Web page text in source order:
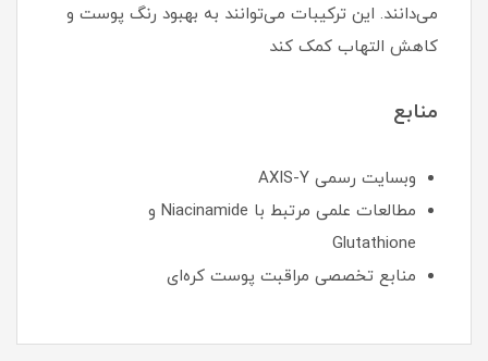
می‌دانند. این ترکیبات می‌توانند به بهبود رنگ پوست و
کاهش التهاب کمک کند
منابع
وبسایت رسمی AXIS-Y
مطالعات علمی مرتبط با Niacinamide و
Glutathione
منابع تخصصی مراقبت پوست کره‌ای